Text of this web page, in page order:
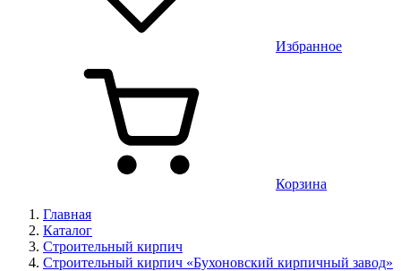
Избранное
Корзина
Главная
Каталог
Строительный кирпич
Строительный кирпич «Бухоновский кирпичный завод»